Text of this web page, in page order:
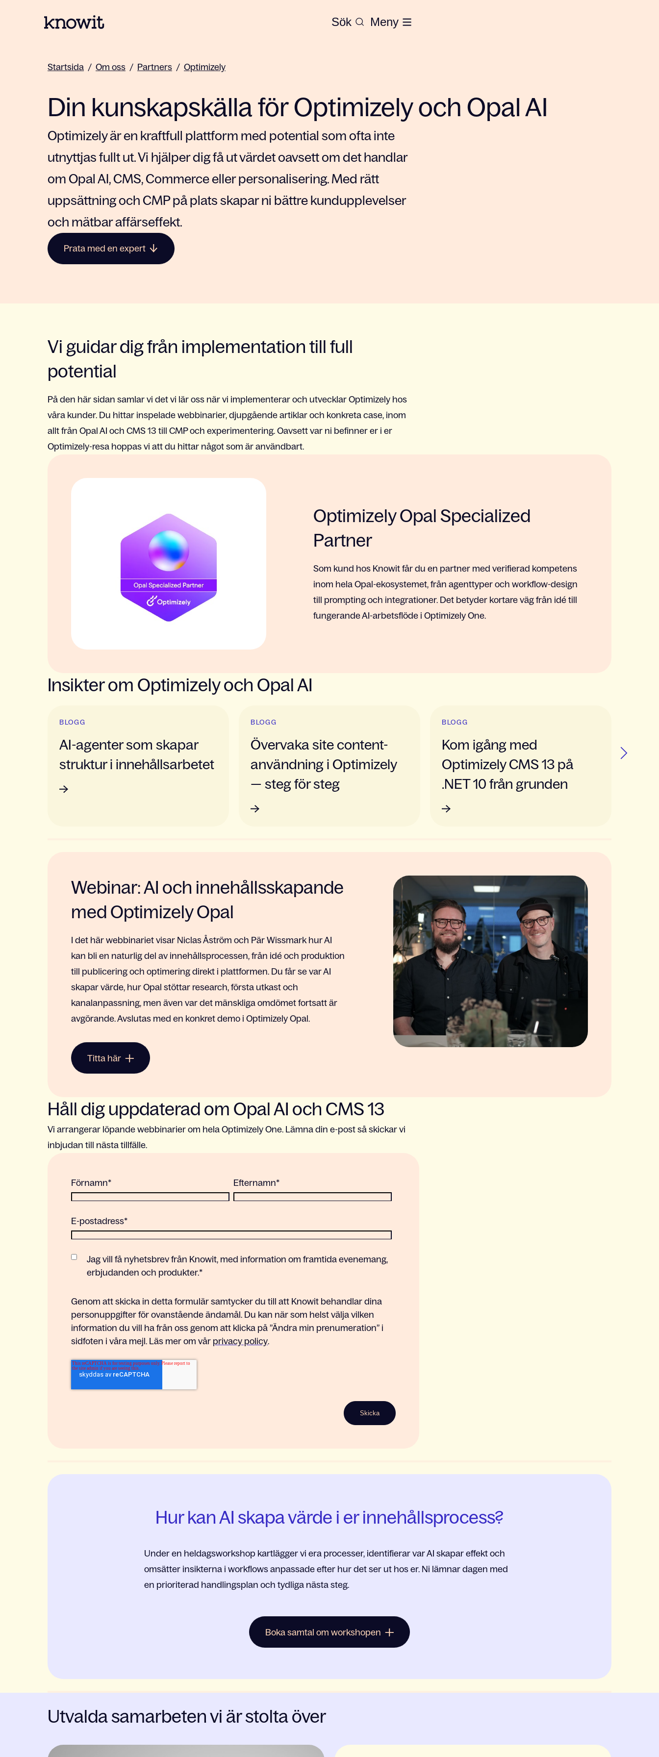
Till startsidan på Knowit Sök Meny
Startsida / Om oss / Partners / Optimizely
Din kunskapskälla för Optimizely och Opal AI
Optimizely är en kraftfull plattform med potential som ofta inte
utnyttjas fullt ut. Vi hjälper dig få ut värdet oavsett om det handlar
om Opal AI, CMS, Commerce eller personalisering. Med rätt
uppsättning och CMP på plats skapar ni bättre kundupplevelser
och mätbar affärseffekt.
Prata med en expert
Vi guidar dig från implementation till full
potential
På den här sidan samlar vi det vi lär oss när vi implementerar och utvecklar Optimizely hos
våra kunder. Du hittar inspelade webbinarier, djupgående artiklar och konkreta case, inom
allt från Opal AI och CMS 13 till CMP och experimentering. Oavsett var ni befinner er i er
Optimizely-resa hoppas vi att du hittar något som är användbart.
Optimizely Opal Specialized
Partner
Som kund hos Knowit får du en partner med verifierad kompetens
inom hela Opal-ekosystemet, från agenttyper och workflow-design
till prompting och integrationer. Det betyder kortare väg från idé till
fungerande AI-arbetsflöde i Optimizely One.
Insikter om Optimizely och Opal AI
BLOGG
AI-agenter som skapar
struktur i innehållsarbetet
BLOGG
Övervaka site content-
användning i Optimizely
— steg för steg
BLOGG
Kom igång med
Optimizely CMS 13 på
.NET 10 från grunden
Next
Webinar: AI och innehållsskapande
med Optimizely Opal
I det här webbinariet visar Niclas Åström och Pär Wissmark hur AI
kan bli en naturlig del av innehållsprocessen, från idé och produktion
till publicering och optimering direkt i plattformen. Du får se var AI
skapar värde, hur Opal stöttar research, första utkast och
kanalanpassning, men även var det mänskliga omdömet fortsatt är
avgörande. Avslutas med en konkret demo i Optimizely Opal.
Titta här
Håll dig uppdaterad om Opal AI och CMS 13
Vi arrangerar löpande webbinarier om hela Optimizely One. Lämna din e-post så skickar vi
inbjudan till nästa tillfälle.
Förnamn* Efternamn*
E-postadress*
Jag vill få nyhetsbrev från Knowit, med information om framtida evenemang,
erbjudanden och produkter.*
Genom att skicka in detta formulär samtycker du till att Knowit behandlar dina
personuppgifter för ovanstående ändamål. Du kan när som helst välja vilken
information du vill ha från oss genom att klicka på ”Ändra min prenumeration” i
sidfoten i våra mejl. Läs mer om vår privacy policy.
Hur kan AI skapa värde i er innehållsprocess?
Under en heldagsworkshop kartlägger vi era processer, identifierar var AI skapar effekt och
omsätter insikterna i workflows anpassade efter hur det ser ut hos er. Ni lämnar dagen med
en prioriterad handlingsplan och tydliga nästa steg.
Boka samtal om workshopen
Utvalda samarbeten vi är stolta över
Slide 1 of 3